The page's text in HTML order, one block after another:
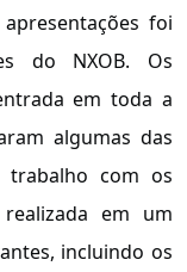
foi
do NXOB. Os
em toda a
algumas das
trabalho com os
em um
incluindo os